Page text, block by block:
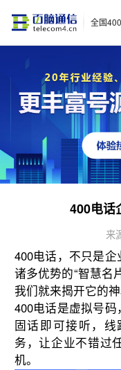
全国
400电话
来
400电话，不只是
诸多优势的“智慧名
我们就来揭开它的神
400电话是虚拟号
固话即可接听，
务，让企业不错过
机。